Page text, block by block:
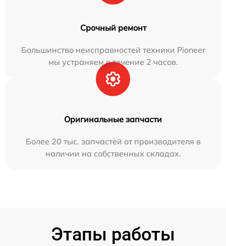
Срочный ремонт
Большинство неисправностей техники Pioneer
мы устраняем в течение 2 часов.
Оригинальные запчасти
Более 20 тыс. запчастей от производителя в
наличии на собственных складах.
Этапы работы